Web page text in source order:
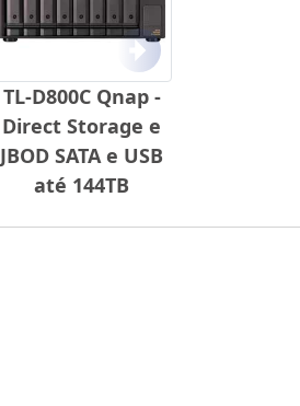
TL-D800C Qnap -
Direct Storage e
JBOD SATA e USB
até 144TB
Próximo